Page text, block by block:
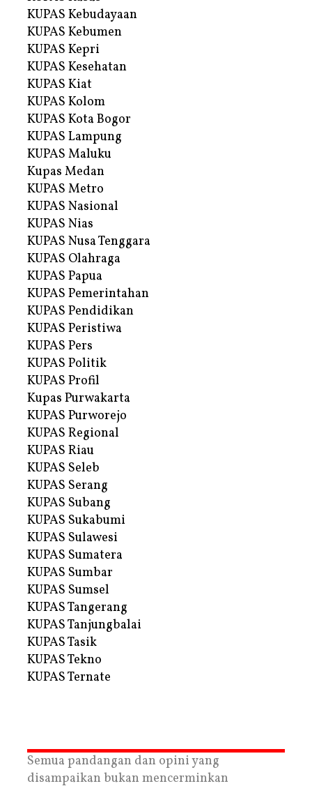
KUPAS Kebudayaan
KUPAS Kebumen
KUPAS Kepri
KUPAS Kesehatan
KUPAS Kiat
KUPAS Kolom
KUPAS Kota Bogor
KUPAS Lampung
KUPAS Maluku
Kupas Medan
KUPAS Metro
KUPAS Nasional
KUPAS Nias
KUPAS Nusa Tenggara
KUPAS Olahraga
KUPAS Papua
KUPAS Pemerintahan
KUPAS Pendidikan
KUPAS Peristiwa
KUPAS Pers
KUPAS Politik
KUPAS Profil
Kupas Purwakarta
KUPAS Purworejo
KUPAS Regional
KUPAS Riau
KUPAS Seleb
KUPAS Serang
KUPAS Subang
KUPAS Sukabumi
KUPAS Sulawesi
KUPAS Sumatera
KUPAS Sumbar
KUPAS Sumsel
KUPAS Tangerang
KUPAS Tanjungbalai
KUPAS Tasik
KUPAS Tekno
KUPAS Ternate
Semua pandangan dan opini yang
disampaikan bukan mencerminkan